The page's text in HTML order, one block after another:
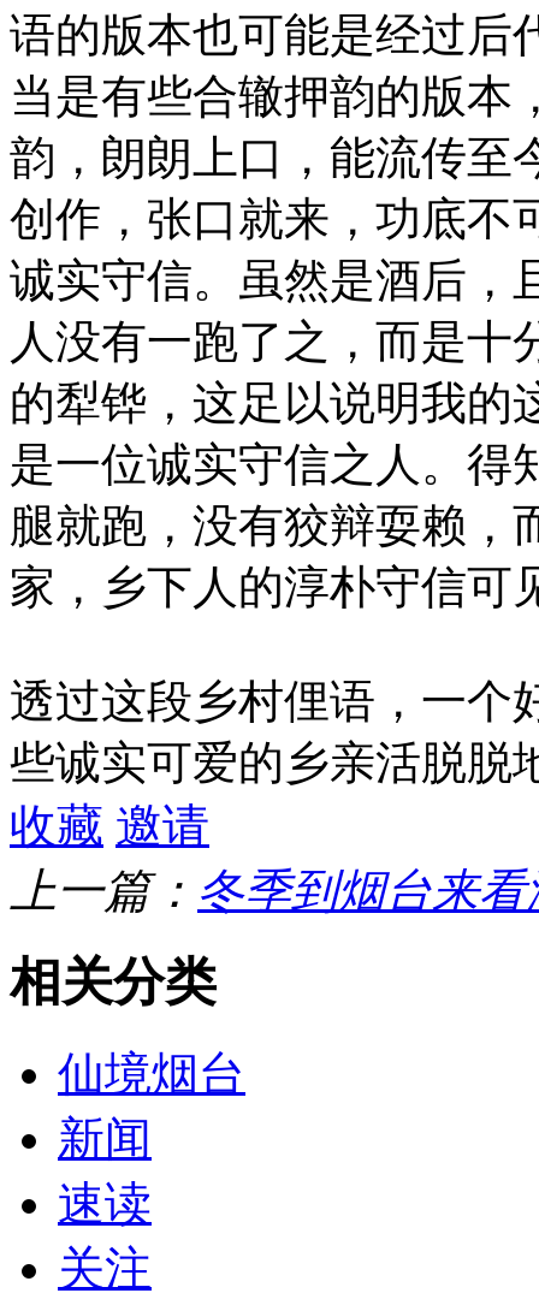
语的版本也可能是经过后
当是有些合辙押韵的版本
韵，朗朗上口，能流传至
创作，张口就来，功底不
诚实守信。虽然是酒后，
人没有一跑了之，而是十
的犁铧，这足以说明我的
是一位诚实守信之人。得
腿就跑，没有狡辩耍赖，
家，乡下人的淳朴守信可
透过这段乡村俚语，一个
些诚实可爱的乡亲活脱脱
收藏 邀请
上一篇： 冬季到烟台来看
相关分类
仙境烟台
新闻
速读
关注